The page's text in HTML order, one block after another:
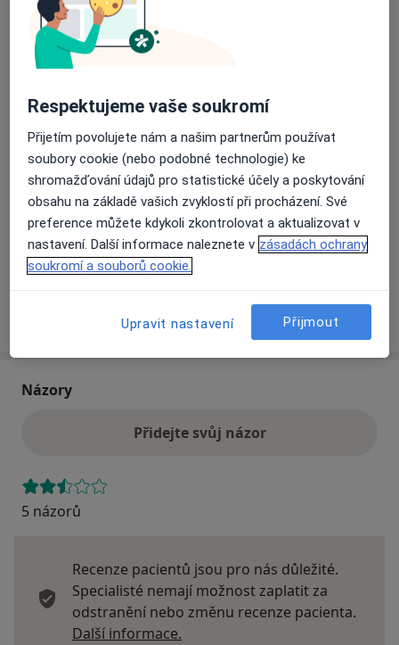
Klinická logopedie
Troilova 17, Praha
se otevře v nové záložce
Dostupnost
Na této adrese online kalendář není aktivní
Co mám v takové situaci udělat?
Způsoby platby (soukromé návštěvy)
Na teto adrese lékař přijímá pacienty na pojišťovnu
Detaily
Víceo adrese
Názory
Přidejte svůj názor
5 názorů
Recenze pacientů jsou pro nás důležité.
Specialisté nemají možnost zaplatit za
odstranění nebo změnu recenze pacienta.
Další informace.
Respektujeme vaše soukromí
Přijetím povolujete nám a našim partnerům používat
soubory cookie (nebo podobné technologie) ke
shromažďování údajů pro statistické účely a poskytování
obsahu na základě vašich zvyklostí při procházení. Své
preference můžete kdykoli zkontrolovat a aktualizovat v
nastavení. Další informace naleznete v zásadách ochrany
soukromí a souborů cookie.
Upravit nastavení Přijmout